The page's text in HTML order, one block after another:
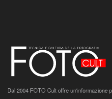
Dal 2004 FOTO Cult offre un'informazione